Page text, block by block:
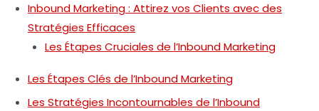
Inbound Marketing : Attirez vos Clients avec des
Stratégies Efficaces
Les Étapes Cruciales de l’Inbound Marketing
Les Étapes Clés de l’Inbound Marketing
Les Stratégies Incontournables de l’Inbound